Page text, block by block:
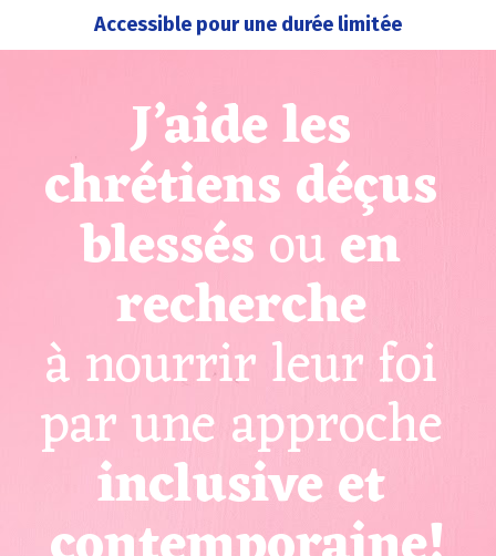
Accessible pour une durée limitée
J’aide les
chrétiens déçus
blessés ou en
recherche
à nourrir leur foi
inclusive et